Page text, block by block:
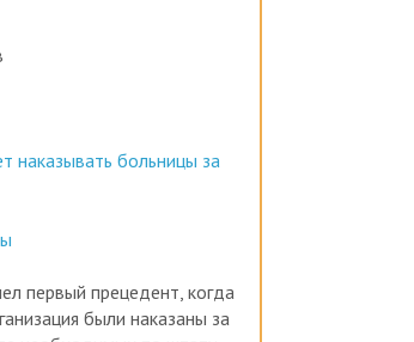
наказывать больницы за
первый прецедент, когда
были наказаны за
необходимых по штату